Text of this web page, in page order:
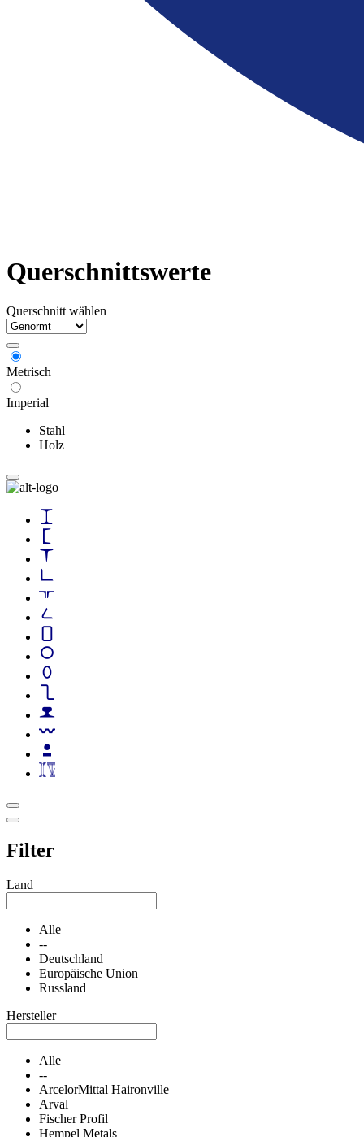
Querschnittswerte
Querschnitt wählen
Metrisch
Imperial
Stahl
Holz
Filter
Land
Alle
--
Deutschland
Europäische Union
Russland
Hersteller
Alle
--
ArcelorMittal Haironville
Arval
Fischer Profil
Hempel Metals